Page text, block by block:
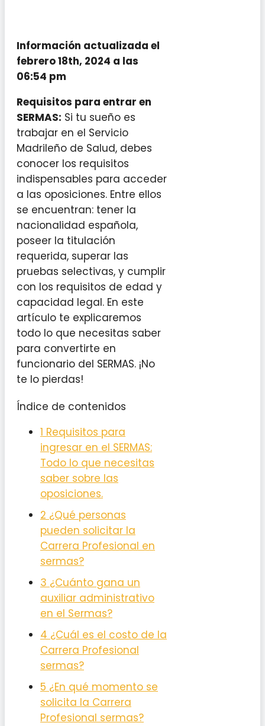
Información actualizada el
febrero 18th, 2024 a las
06:54 pm
Requisitos para entrar en
SERMAS: Si tu sueño es
trabajar en el Servicio
Madrileño de Salud, debes
conocer los requisitos
indispensables para acceder
a las oposiciones. Entre ellos
se encuentran: tener la
nacionalidad española,
poseer la titulación
requerida, superar las
pruebas selectivas, y cumplir
con los requisitos de edad y
capacidad legal. En este
artículo te explicaremos
todo lo que necesitas saber
para convertirte en
funcionario del SERMAS. ¡No
te lo pierdas!
Índice de contenidos
1 Requisitos para
ingresar en el SERMAS:
Todo lo que necesitas
saber sobre las
oposiciones.
2 ¿Qué personas
pueden solicitar la
Carrera Profesional en
sermas?
3 ¿Cuánto gana un
auxiliar administrativo
en el Sermas?
4 ¿Cuál es el costo de la
Carrera Profesional
sermas?
5 ¿En qué momento se
solicita la Carrera
Profesional sermas?